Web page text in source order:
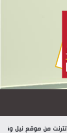
موقع نيل وفرات